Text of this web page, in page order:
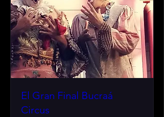
El Gran Final Bucraá
Circus